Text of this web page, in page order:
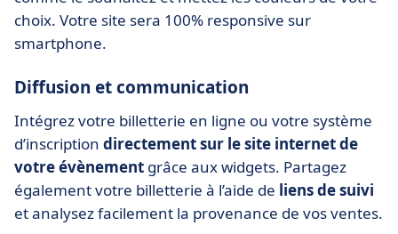
choix. Votre site sera 100% responsive sur
smartphone.
Diffusion et communication
Intégrez votre billetterie en ligne ou votre système
d’inscription directement sur le site internet de
votre évènement grâce aux widgets. Partagez
également votre billetterie à l’aide de liens de suivi
et analysez facilement la provenance de vos ventes.